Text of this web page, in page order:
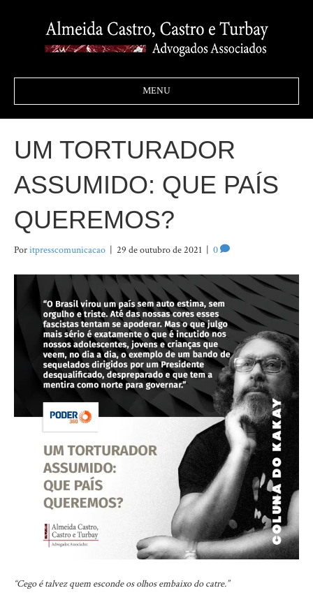
MENU
UM TORTURADOR
ASSUMIDO: QUE PAÍS
QUEREMOS?
Poritpresscomunicacao | 29 de outubro de 2021 | 0
“Cego é talvez quem esconde os olhos embaixo do catre.”